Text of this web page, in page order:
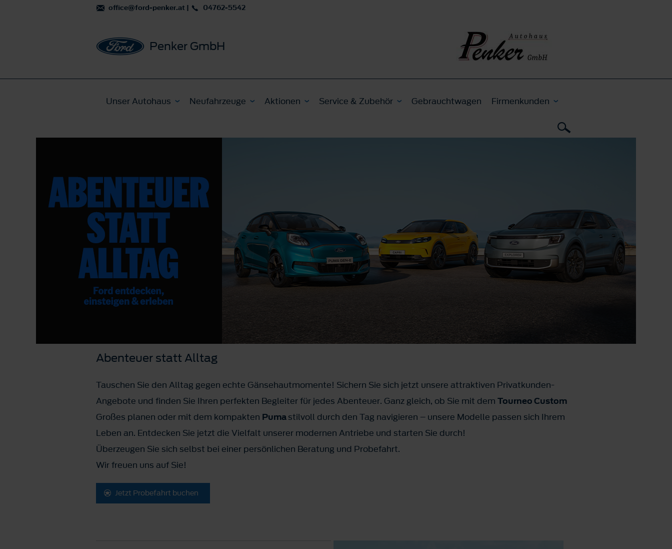
office@ford-penker.at | 04762-5542
Penker GmbH
Unser Autohaus Neufahrzeuge Aktionen Service & Zubehör Gebrauchtwagen Firmenkunden
Abenteuer statt Alltag
Tauschen Sie den Alltag gegen echte Gänsehautmomente! Sichern Sie sich jetzt unsere attraktiven Privatkunden-
Angebote und finden Sie Ihren perfekten Begleiter für jedes Abenteuer. Ganz gleich, ob Sie mit dem Tourneo Custom
Großes planen oder mit dem kompakten Pumastilvoll durch den Tag navigieren – unsere Modelle passen sich Ihrem
Leben an. Entdecken Sie jetzt die Vielfalt unserer modernen Antriebe und starten Sie durch!
Überzeugen Sie sich selbst bei einer persönlichen Beratung und Probefahrt.
Wir freuen uns auf Sie!
Jetzt Probefahrt buchen